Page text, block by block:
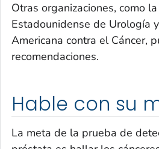
Otras organizaciones, como
Estadounidense de Urología
Americana contra el Cáncer,
recomendaciones.
Hable con su
La meta de la prueba de